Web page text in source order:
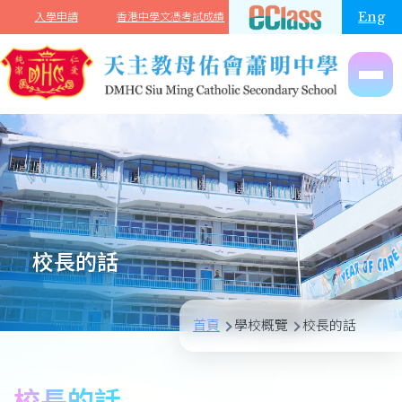
移至主內容
入學申請 香港中學文憑考試成績 Eng
校長的話
導
首頁 學校概覽 校長的話